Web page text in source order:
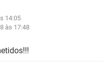
GMAIL
EXCEL
GMAIL
WHATSAPP
EXCEL
WHATSAPP
14:05
às 17:48